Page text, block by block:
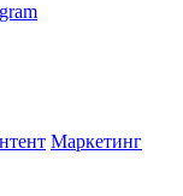
Маркетинг